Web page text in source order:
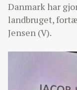
Danmark har
landbruget,
Jensen (V).